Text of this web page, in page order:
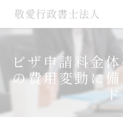
ビザ申請料金
の費用変動に備
ド